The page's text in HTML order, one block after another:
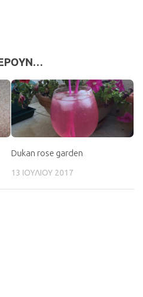
Dukan rose garden
13 ΙΟΥΛΊΟΥ 2017